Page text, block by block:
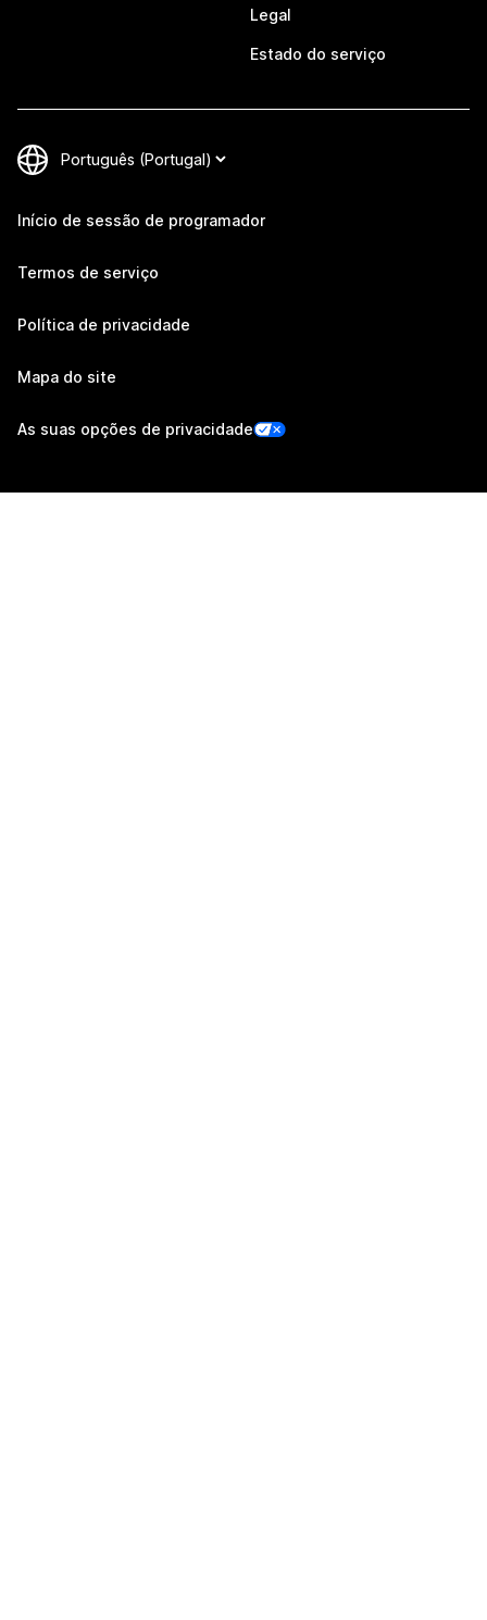
Legal
Estado do serviço
Início de sessão de programador
Termos de serviço
Política de privacidade
Mapa do site
As suas opções de privacidade